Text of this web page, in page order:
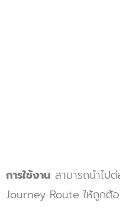
การใช้งาน สามารถนำไป
Journey Route ให้ถูก